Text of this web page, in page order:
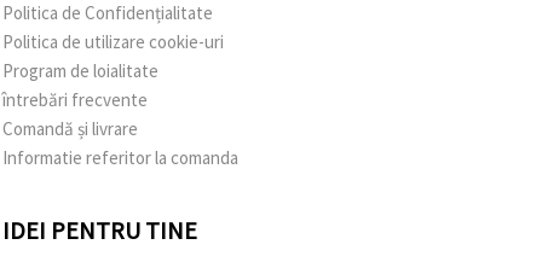
Politica de Confidențialitate
Politica de utilizare cookie-uri
Program de loialitate
întrebări frecvente
Comandă și livrare
Informatie referitor la comanda
IDEI PENTRU TINE